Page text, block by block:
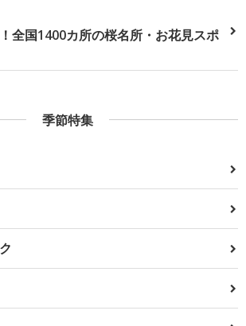
全国1400カ所の桜名所・お花見スポ
季節特集